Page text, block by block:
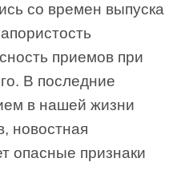
со времен выпуска
приемов при
В последние
в нашей жизни
новостная
опасные признаки